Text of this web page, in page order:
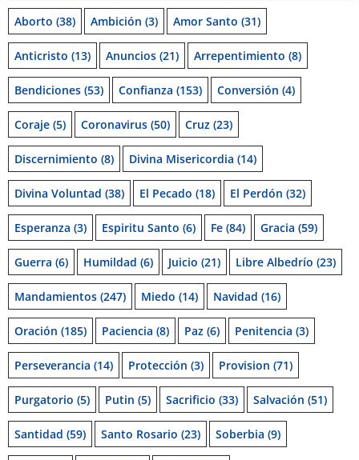
Aborto (38) Ambición (3) Amor Santo (31)
Anticristo (13) Anuncios (21) Arrepentimiento (8)
Bendiciones (53) Confianza (153) Conversión (4)
Coraje (5) Coronavirus (50) Cruz (23)
Discernimiento (8) Divina Misericordia (14)
Divina Voluntad (38) El Pecado (18) El Perdón (32)
Esperanza (3) Espiritu Santo (6) Fe (84) Gracia (59)
Guerra (6) Humildad (6) Juicio (21) Libre Albedrío (23)
Mandamientos (247) Miedo (14) Navidad (16)
Oración (185) Paciencia (8) Paz (6) Penitencia (3)
Perseverancia (14) Protección (3) Provision (71)
Purgatorio (5) Putin (5) Sacrificio (33) Salvación (51)
Santidad (59) Santo Rosario (23) Soberbia (9)